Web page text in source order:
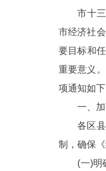
政务服务
政民互动
市十三届
市经济社
要目标和
重要意义
项通知如下
一、加
各区县、
制，确保
(一)明确